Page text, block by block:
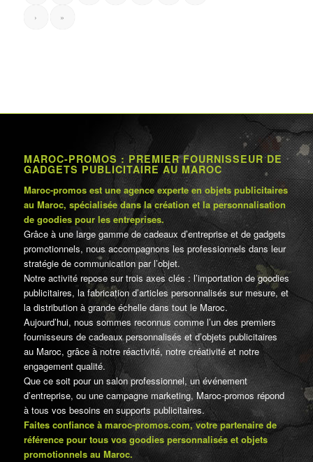
› »
MAROC-PROMOS : PREMIER FOURNISSEUR DE
GADGETS PUBLICITAIRE AU MAROC
Maroc-promos est une agence experte en objets publicitaires
au Maroc, spécialisée dans la création et la personnalisation
de goodies pour les entreprises.
Grâce à une large gamme de cadeaux d’entreprise et de gadgets
promotionnels, nous accompagnons les professionnels dans leur
stratégie de communication par l’objet.
Notre activité repose sur trois axes clés : l’importation de goodies
publicitaires, la fabrication d’articles personnalisés sur mesure, et
la distribution à grande échelle dans tout le Maroc.
Aujourd’hui, nous sommes reconnus comme l’un des premiers
fournisseurs de cadeaux personnalisés et d’objets publicitaires
au Maroc, grâce à notre réactivité, notre créativité et notre
engagement qualité.
Que ce soit pour un salon professionnel, un événement
d’entreprise, ou une campagne marketing, Maroc-promos répond
à tous vos besoins en supports publicitaires.
Faites confiance à maroc-promos.com, votre partenaire de
référence pour tous vos goodies personnalisés et objets
promotionnels au Maroc.